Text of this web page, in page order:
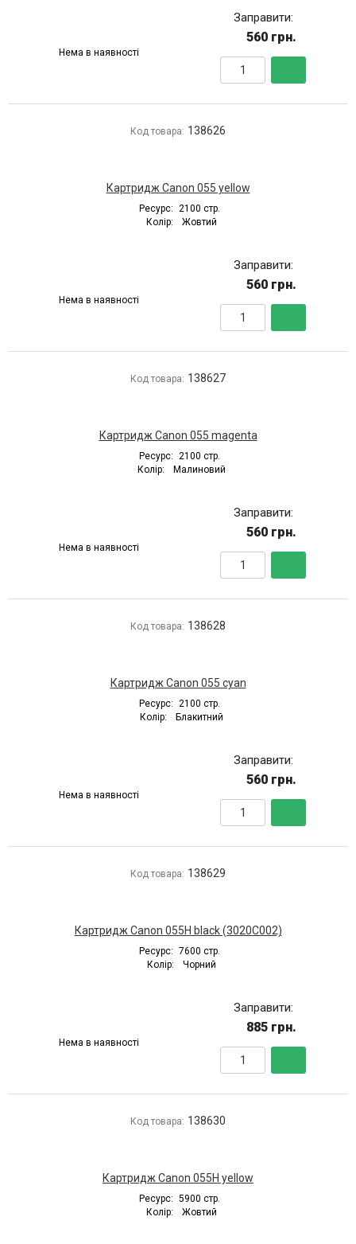
Нема в наявності
Заправити:
560 грн.
Код товара: 138626
Картридж Canon 055 yellow
Ресурс:
2100 стр.
Колір:
Жовтий
Нема в наявності
Заправити:
560 грн.
Код товара: 138627
Картридж Canon 055 magenta
Ресурс:
2100 стр.
Колір:
Малиновий
Нема в наявності
Заправити:
560 грн.
Код товара: 138628
Картридж Canon 055 cyan
Ресурс:
2100 стр.
Колір:
Блакитний
Нема в наявності
Заправити:
560 грн.
Код товара: 138629
Картридж Canon 055H black (3020C002)
Ресурс: 7600 стр.
Колір:
Чорний
Нема в наявності
Заправити:
885 грн.
Код товара: 138630
Картридж Canon 055H yellow
Ресурс: 5900 стр.
Колір:
Жовтий